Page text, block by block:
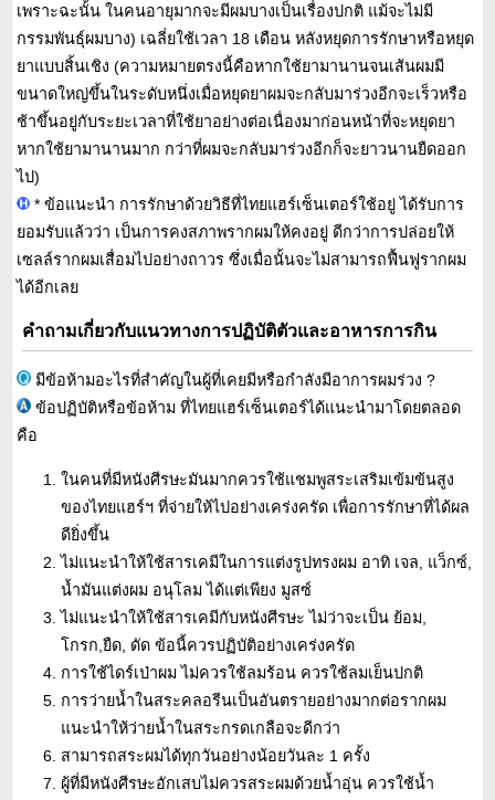
เพราะฉะนั้น ในคนอายุมากจะมีผมบางเป็นเรื่องปกติ แม้จะไม่มี
กรรมพันธุ์ผมบาง) เฉลี่ยใช้เวลา 18 เดือน หลังหยุดการรักษาหรือหยุด
ยาแบบสิ้นเชิง (ความหมายตรงนี้คือหากใช้ยามานานจนเส้นผมมี
ขนาดใหญ่ขึ้นในระดับหนึ่งเมื่อหยุดยาผมจะกลับมาร่วงอีกจะเร็วหรือ
ช้าขึ้นอยู่กับระยะเวลาที่ใช้ยาอย่างต่อเนื่องมาก่อนหน้าที่จะหยุดยา
หากใช้ยามานานมาก กว่าที่ผมจะกลับมาร่วงอีกก็จะยาวนานยืดออก
ไป)
* ข้อแนะนำ การรักษาด้วยวิธีที่ไทยแฮร์เซ็นเตอร์ใช้อยู่ ได้รับการ
ยอมรับแล้วว่า เป็นการคงสภาพรากผมให้คงอยู่ ดีกว่าการปล่อยให้
เซลล์รากผมเสื่อมไปอย่างถาวร ซึ่งเมื่อนั้นจะไม่สามารถฟื้นฟูรากผม
ได้อีกเลย
คำถามเกี่ยวกับแนวทางการปฏิบัติตัวและอาหารการกิน
มีข้อห้ามอะไรที่สำคัญในผู้ที่เคยมีหรือกำลังมีอาการผมร่วง ?
ข้อปฏิบัติหรือข้อห้าม ที่ไทยแฮร์เซ็นเตอร์ได้แนะนำมาโดยตลอด
คือ
ในคนที่มีหนังศีรษะมันมากควรใช้แชมพูสระเสริมเข้มข้นสูง
ของไทยแฮร์ฯ ที่จ่ายให้ไปอย่างเคร่งครัด เพื่อการรักษาที่ได้ผล
ดียิ่งขึ้น
ไม่แนะนำให้ใช้สารเคมีในการแต่งรูปทรงผม อาทิ เจล, แว็กซ์,
น้ำมันแต่งผม อนุโลม ได้แต่เพียง มูสซ์
ไม่แนะนำให้ใช้สารเคมีกับหนังศีรษะ ไม่ว่าจะเป็น ย้อม,
โกรก,ยืด, ดัด ข้อนี้ควรปฏิบัติอย่างเคร่งครัด
การใช้ไดร์เป่าผม ไม่ควรใช้ลมร้อน ควรใช้ลมเย็นปกติ
การว่ายน้ำในสระคลอรีนเป็นอันตรายอย่างมากต่อรากผม
แนะนำให้ว่ายน้ำในสระกรดเกลือจะดีกว่า
สามารถสระผมได้ทุกวันอย่างน้อยวันละ 1 ครั้ง
ผู้ที่มีหนังศีรษะอักเสบไม่ควรสระผมด้วยน้ำอุ่น ควรใช้น้ำ